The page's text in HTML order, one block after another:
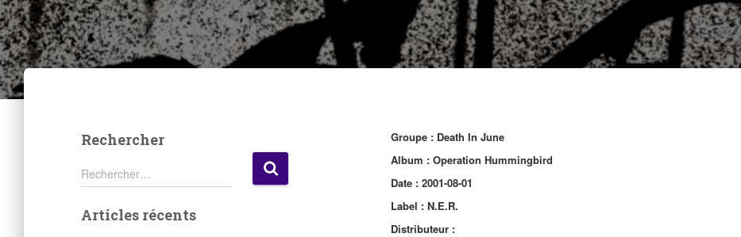
Rechercher
R
e
h
Rechercher…
Articles récents
Groupe : Death In June
Album : Operation Hummingbird
Date : 2001-08-01
Label : N.E.R.
Distributeur :